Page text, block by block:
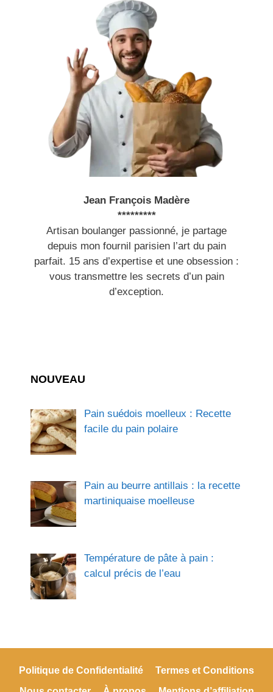
Jean François Madère
*********
Artisan boulanger passionné, je partage
depuis mon fournil parisien l’art du pain
parfait. 15 ans d’expertise et une obsession :
vous transmettre les secrets d’un pain
d’exception.
NOUVEAU
Pain suédois moelleux : Recette
facile du pain polaire
Pain au beurre antillais : la recette
martiniquaise moelleuse
Température de pâte à pain :
calcul précis de l’eau
Politique de Confidentialité
Termes et Conditions